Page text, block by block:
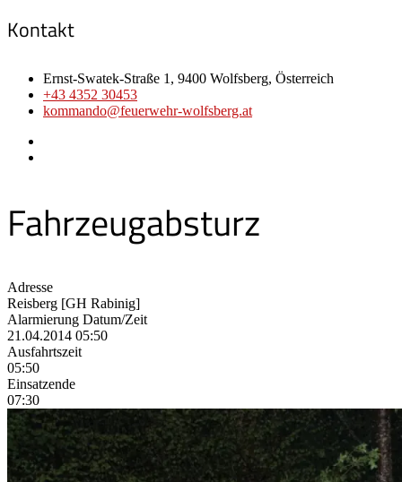
Kontakt
Ernst-Swatek-Straße 1, 9400 Wolfsberg, Österreich
+43 4352 30453
kommando@feuerwehr-wolfsberg.at
Fahrzeugabsturz
Adresse
Reisberg [GH Rabinig]
Alarmierung Datum/Zeit
21.04.2014 05:50
Ausfahrtszeit
05:50
Einsatzende
07:30